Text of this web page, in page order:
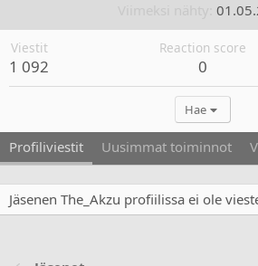
Viestit
1 092
Reaction score
0
Hae
Profiliviestit Uusimmat toiminnot
Jäsenen The_Akzu profiilissa ei ole